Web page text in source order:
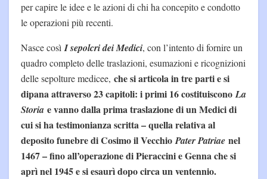
per capire le idee e le azioni di chi ha concepito e condotto
le operazioni più recenti.
Nasce cosìI sepolcri dei Medici, con l’intento di fornire un
quadro completo delle traslazioni, esumazioni e ricognizioni
delle sepolture medicee, che si articola in tre parti e si
dipana attraverso 23 capitoli: i primi 16 costituisconoLa
Storia e vanno dalla prima traslazione di un Medici di
cui si ha testimonianza scritta – quella relativa al
deposito funebre di Cosimo il VecchioPater Patriae nel
1467 – fino all’operazione di Pieraccini e Genna che si
aprì nel 1945 e si esaurì dopo circa un ventennio.